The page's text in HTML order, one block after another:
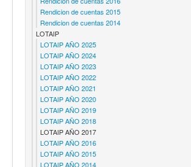
Rendicion de cuentas 2015
Rendicion de cuentas 2014
LOTAIP
LOTAIP AÑO 2025
LOTAIP AÑO 2024
LOTAIP AÑO 2023
LOTAIP AÑO 2022
LOTAIP AÑO 2021
LOTAIP AÑO 2020
LOTAIP AÑO 2019
LOTAIP AÑO 2018
LOTAIP AÑO 2017
LOTAIP AÑO 2016
LOTAIP AÑO 2015
LOTAIP AÑO 2014